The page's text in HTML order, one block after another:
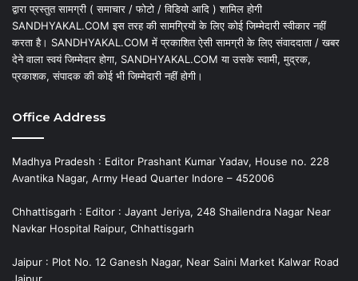
द्वारा प्रस्तुत सामग्री ( समाचार / फोटो / विडियो आदि ) शामिल होगी
SANDHYAKAL.COM इस तरह की सामग्रियों के लिए कोई जिम्मेदारी स्वीकार नहीं
करता है। SANDHYAKAL.COM में प्रकाशित ऐसी सामग्री के लिए संवाददाता / खबर
देने वाला स्वयं जिम्मेदार होगा, SANDHYAKAL.COM या उसके स्वामी, मुद्रक,
प्रकाशक, संपादक की कोई भी जिम्मेदारी नहीं होगी।
Office Address
Madhya Pradesh : Editor Prashant Kumar Yadav, House no. 228
Avantika Nagar, Army Head Quarter Indore – 452006
Chhattisgarh : Editor : Jayant Jeriya, 248 Shailendra Nagar Near
Navkar Hospital Raipur, Chhattisgarh
Jaipur : Plot No. 12 Ganesh Nagar, Near Saini Market Kalwar Road